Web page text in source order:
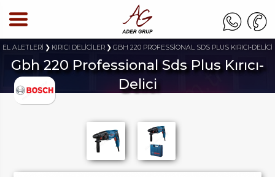
EL ALETLERİ KIRICI DELİCİLER GBH 220 PROFESSİONAL SDS PLUS KIRICI-DELİCİ
Gbh 220 Professional Sds Plus Kırıcı-
Delici